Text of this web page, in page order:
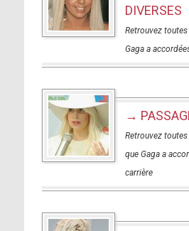
DIVERSES
Retrouvez
Gaga a
→
Retrouvez
que Gaga a
carrière